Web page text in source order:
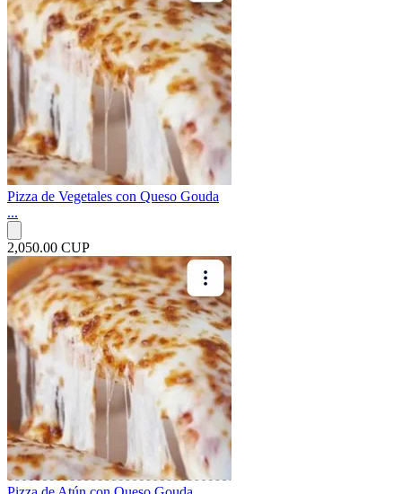
Pizza de Vegetales con Queso Gouda
...
2,050.00 CUP